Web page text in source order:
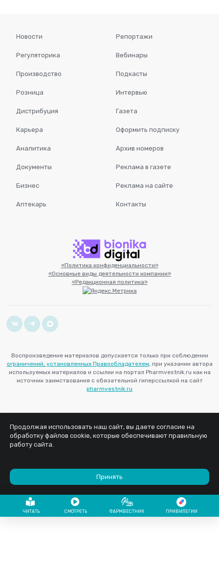
«Политика конфиденциальности»
«Основные виды деятельности компании»
«Редакционная политика»
Новости
Регуляторика
Производство
Розница
Дистрибуция
Карьера
Аналитика
Документы
Бизнес
Аптекарь
Репортажи
Вебинары
Подкасты
Интервью
Газета
Оформить подписку
Архив номеров
Реклама в газете
Реклама на сайте
Контакты
Воспроизведение материалов допускается только при соблюдении
ограничений, установленных Правообладателем, при указании автора
используемых материалов и ссылки на портал Pharmvestnik.ru как на
источник заимствования с обязательной гиперссылкой на сайт
pharmvestnik.ru
Продолжая использовать наш сайт, вы даете согласие на
обработку файлов cookie, которые обеспечивают правильную
работу сайта.
Принять
ЧИТАТЬ СМОТРЕТЬ ФАРМВЕСТНИК ПРИВИЛЕГИИ